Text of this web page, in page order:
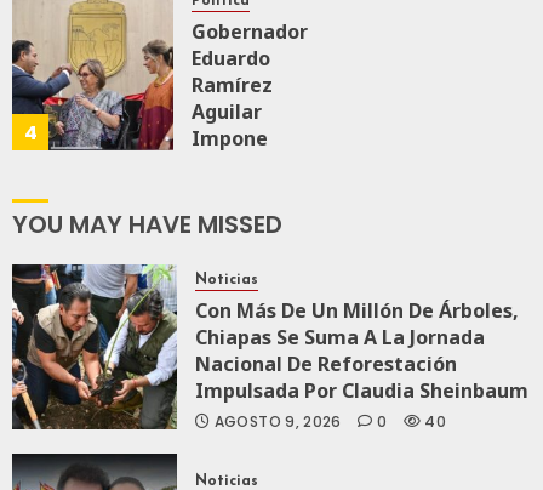
AGOSTO 6, 2026
0
174
4
Gobernador
Eduardo
Ramírez
Aguilar
Impone
Castellanos”
Malú Mícher
AGOSTO 6, 2026
0
94
YOU MAY HAVE MISSED
Noticias
Con Más De Un Millón De Árboles,
Chiapas Se Suma A La Jornada
Nacional De Reforestación
Impulsada Por Claudia Sheinbaum
AGOSTO 9, 2026 0 40
Noticias